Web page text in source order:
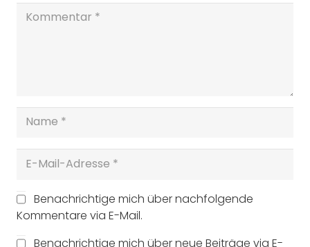
Benachrichtige mich über nachfolgende
Kommentare via E-Mail.
Benachrichtige mich über neue Beiträge via E-